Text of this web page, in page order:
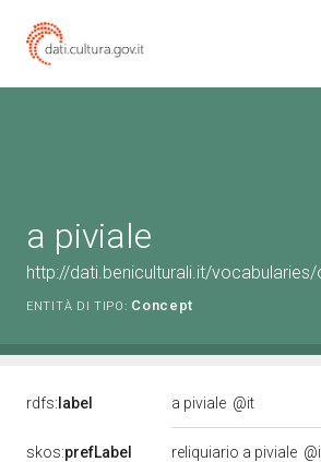
a piviale
http://dati.beniculturali.it/
ENTITÀ DI TIPO: Concept
rdfs: label a piviale @it
skos:prefLabel reliquiario a piviale